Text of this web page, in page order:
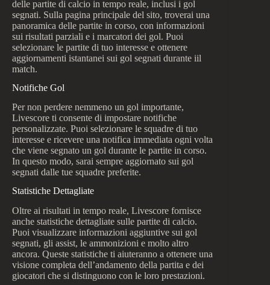
delle partite di calcio in tempo reale, inclusi i gol
segnati. Sulla pagina principale del sito, troverai una
panoramica delle partite in corso, con informazioni
sui risultati parziali e i marcatori dei gol. Puoi
selezionare le partite di tuo interesse e ottenere
aggiornamenti istantanei sui gol segnati durante iil
match.
Notifiche Gol
Per non perdere nemmeno un gol importante,
Livescore ti consente di impostare notifiche
personalizzate. Puoi selezionare le squadre di tuo
interesse e ricevere una notifica immediata ogni volta
che viene segnato un gol durante le partite in corso.
In questo modo, sarai sempre aggiornato sui gol
segnati dalle tue squadre preferite.
Statistiche Dettagliate
Oltre ai risultati in tempo reale, Livescore fornisce
anche statistiche dettagliate sulle partite di calcio.
Puoi visualizzare informazioni aggiuntive sui gol
segnati, gli assist, le ammonizioni e molto altro
ancora. Queste statistiche ti aiuteranno a ottenere una
visione completa dell’andamento della partita e dei
giocatori che si distinguono con le loro prestazioni.